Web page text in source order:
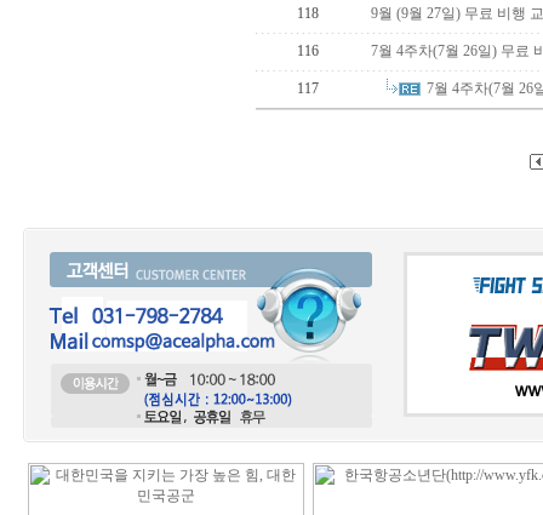
118 9월 (9월 27일) 무료 비행
116 7월 4주차(7월 26일) 무료
117 7월 4주차(7월 26